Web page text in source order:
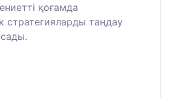
қоғамда
стратегияларды таңдау